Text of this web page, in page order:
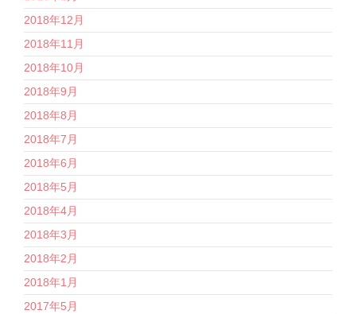
2018年12月
2018年11月
2018年10月
2018年9月
2018年8月
2018年7月
2018年6月
2018年5月
2018年4月
2018年3月
2018年2月
2018年1月
2017年5月